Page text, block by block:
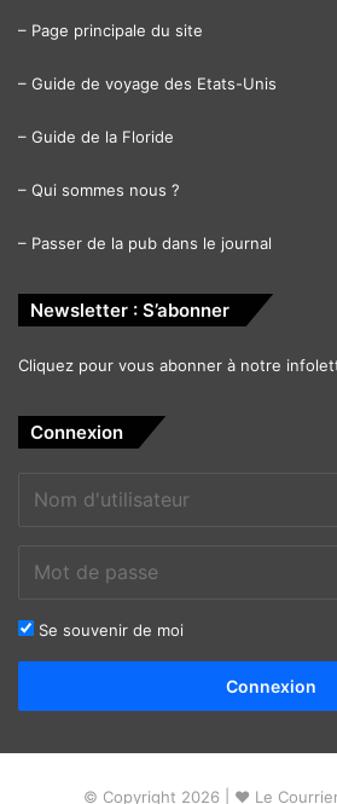
– Page principale du site
– Guide de voyage des Etats-Unis
– Guide de la Floride
– Qui sommes nous ?
– Passer de la pub dans le journal
Newsletter : S’abonner
Cliquez pour vous abonner à notre
Connexion
Se souvenir de moi
Connexion
© Copyright 2026 | ❤ Le